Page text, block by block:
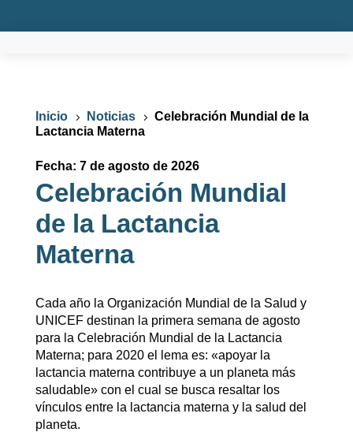
Inicio 5 Noticias 5 Celebración Mundial de la
Lactancia Materna
Fecha: 7 de agosto de 2026
Celebración Mundial
de la Lactancia
Materna
Cada año la Organización Mundial de la Salud y
UNICEF destinan la primera semana de agosto
para la Celebración Mundial de la Lactancia
Materna; para 2020 el lema es: «apoyar la
lactancia materna contribuye a un planeta más
saludable» con el cual se busca resaltar los
vínculos entre la lactancia materna y la salud del
planeta.